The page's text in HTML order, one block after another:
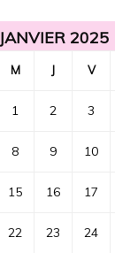
JANVIER 2025
M J V
1 2 3
8 9 10
15 16 17
22 23 24